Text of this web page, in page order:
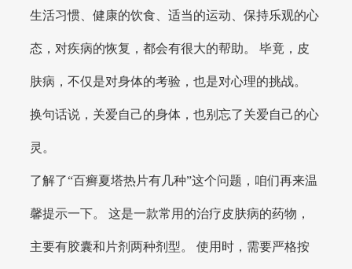
生活习惯、健康的饮食、适当的运动、保持乐观的心
态，对疾病的恢复，都会有很大的帮助。 毕竟，皮
肤病，不仅是对身体的考验，也是对心理的挑战。
换句话说，关爱自己的身体，也别忘了关爱自己的心
灵。
了解了“百癣夏塔热片有几种”这个问题，咱们再来温
馨提示一下。 这是一款常用的治疗皮肤病的药物，
主要有胶囊和片剂两种剂型。 使用时，需要严格按